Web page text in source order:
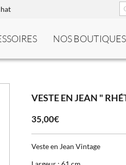
NOS BOUTIQUES
VESTE EN JEAN "
35,00€
Veste en Jean Vintage